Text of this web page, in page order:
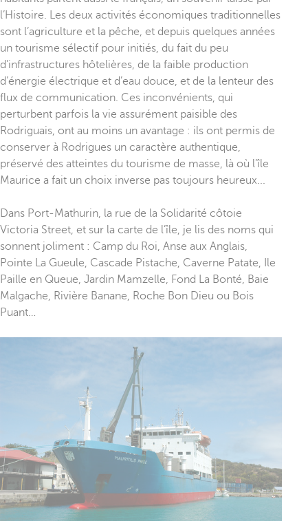
l’Histoire. Les deux activités économiques traditionnelles
sont l’agriculture et la pêche, et depuis quelques années
un tourisme sélectif pour initiés, du fait du peu
d’infrastructures hôtelières, de la faible production
d’énergie électrique et d’eau douce, et de la lenteur des
flux de communication. Ces inconvénients, qui
perturbent parfois la vie assurément paisible des
Rodriguais, ont au moins un avantage : ils ont permis de
conserver à Rodrigues un caractère authentique,
préservé des atteintes du tourisme de masse, là où l’île
Maurice a fait un choix inverse pas toujours heureux...
Dans Port-Mathurin, la rue de la Solidarité côtoie
Victoria Street, et sur la carte de l’île, je lis des noms qui
sonnent joliment : Camp du Roi, Anse aux Anglais,
Pointe La Gueule, Cascade Pistache, Caverne Patate, Ile
Paille en Queue, Jardin Mamzelle, Fond La Bonté, Baie
Malgache, Rivière Banane, Roche Bon Dieu ou Bois
Puant…